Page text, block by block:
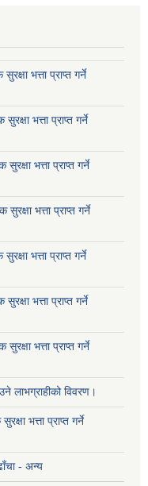
भत्ता प्राप्त गर्ने
भत्ता प्राप्त गर्ने
भत्ता प्राप्त गर्ने
भत्ता प्राप्त गर्ने
भत्ता प्राप्त गर्ने
भत्ता प्राप्त गर्ने
भत्ता प्राप्त गर्ने
लाभग्राहीको विवरण।
भत्ता प्राप्त गर्ने
- अन्य